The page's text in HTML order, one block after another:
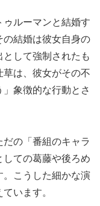
ゥルーマンと結婚す
の結婚は彼女自身の
して強制されたも
は、彼女がその不
象徴的な行動とさ
の「番組のキャラ
しての葛藤や後ろめ
。こうした細かな演
います。